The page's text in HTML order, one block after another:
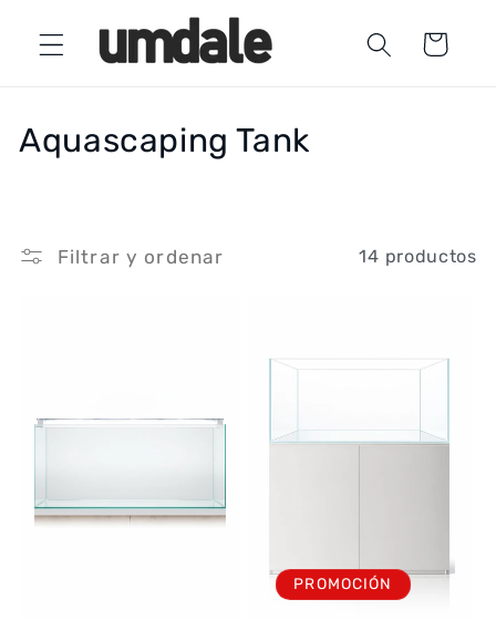
directamente
al contenido
Carrito
C
e
Aquascaping Tank
Filtrar y ordenar 14 productos
PROMOCIÓN